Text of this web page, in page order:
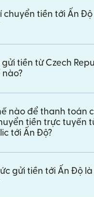
chuyển tiền tới Ấn
gửi tiền từ Czech
nào để thanh toán
tiền trực tuyến
tới Ấn Độ?
gửi tiền tới Ấn Độ